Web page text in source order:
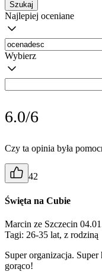
Szukaj
Najlepiej oceniane
Wybierz
6.0/6
Czy ta opinia była
42
Święta na Cubie
Marcin ze Szczecin
Tagi: 26-35 lat, z rodziną
Super organizacja. Super
gorąco!